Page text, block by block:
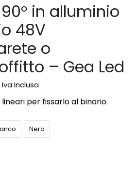
in alluminio
48V
o
– Gea Led
Iva Inclusa
per fissarlo al binario.
Nero